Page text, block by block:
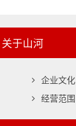
关于山河
企业文化
经营范围